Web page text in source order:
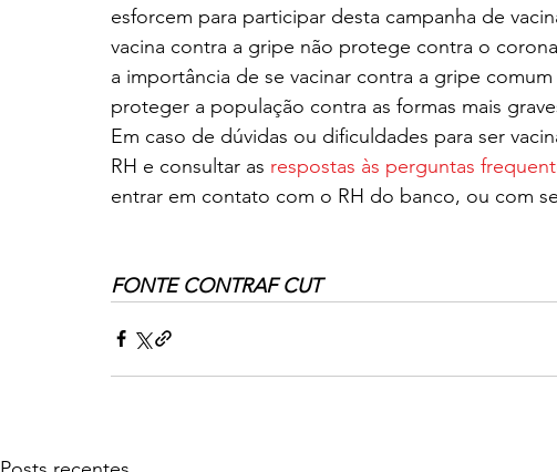
esforcem para participar desta campanha de
vacina contra a gripe não protege contra o
a importância de se vacinar contra a gripe
proteger a população contra as formas mais
Em caso de dúvidas ou dificuldades para ser
RH e consultar as respostas às perguntas
entrar em contato com o RH do banco, ou com
FONTE CONTRAF CUT